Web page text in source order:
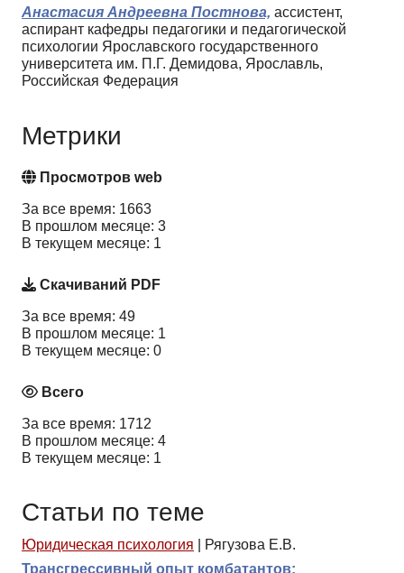
Анастасия Андреевна Постнова, ассистент,
аспирант кафедры педагогики и педагогической
психологии Ярославского государственного
университета им. П.Г. Демидова, Ярославль,
Российская Федерация
Метрики
Просмотров web
За все время: 1663
В прошлом месяце: 3
В текущем месяце: 1
Скачиваний PDF
За все время: 49
В прошлом месяце: 1
В текущем месяце: 0
Всего
За все время: 1712
В прошлом месяце: 4
В текущем месяце: 1
Статьи по теме
Юридическая психология
Рягузова Е.В.
Трансгрессивный опыт комбатантов: